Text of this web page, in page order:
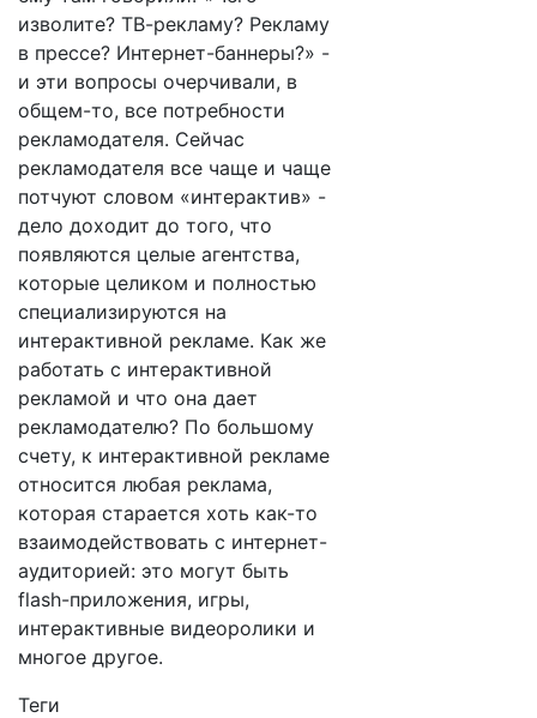
изволите? ТВ-рекламу? Рекламу
в прессе? Интернет-баннеры?» -
и эти вопросы очерчивали, в
общем-то, все потребности
рекламодателя. Сейчас
рекламодателя все чаще и чаще
потчуют словом «интерактив» -
дело доходит до того, что
появляются целые агентства,
которые целиком и полностью
специализируются на
интерактивной рекламе. Как же
работать с интерактивной
рекламой и что она дает
рекламодателю? По большому
счету, к интерактивной рекламе
относится любая реклама,
которая старается хоть как-то
взаимодействовать с интернет-
аудиторией: это могут быть
flash-приложения, игры,
интерактивные видеоролики и
многое другое.
Теги